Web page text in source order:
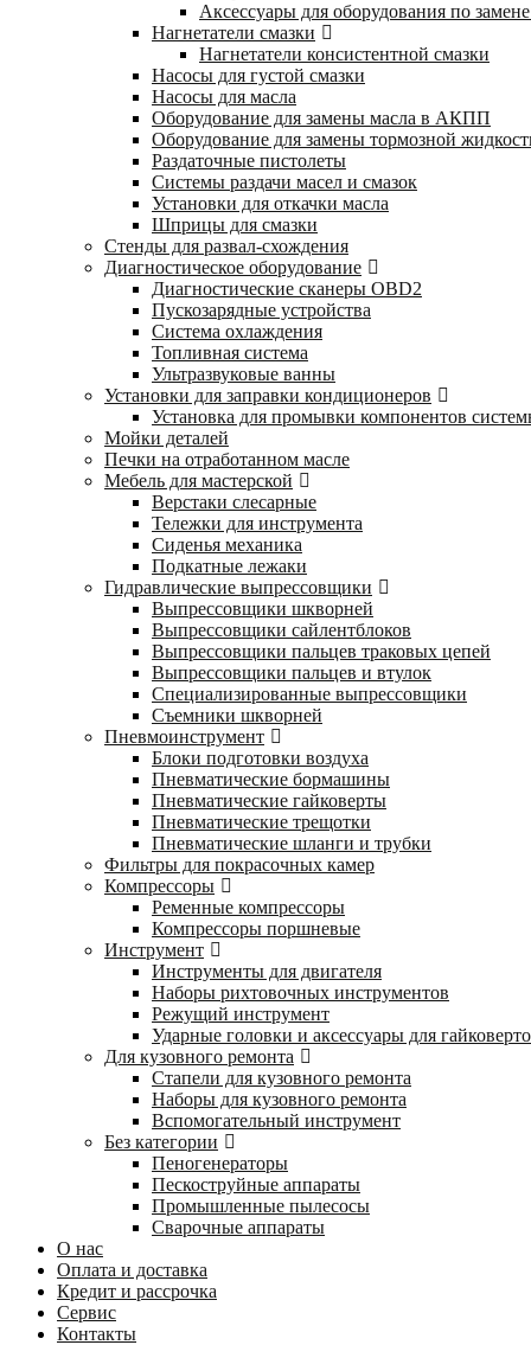
Аксессуары для оборудования по
Нагнетатели смазки
Нагнетатели консистентной смазки
Насосы для густой смазки
Насосы для масла
Оборудование для замены масла в АКПП
Оборудование для замены тормозной
Раздаточные пистолеты
Системы раздачи масел и смазок
Установки для откачки масла
Шприцы для смазки
Стенды для развал-схождения
Диагностическое оборудование
Диагностические сканеры OBD2
Пускозарядные устройства
Система охлаждения
Топливная система
Ультразвуковые ванны
Установки для заправки кондиционеров
Установка для промывки компонентов
Мойки деталей
Печки на отработанном масле
Мебель для мастерской
Верстаки слесарные
Тележки для инструмента
Сиденья механика
Подкатные лежаки
Гидравлические выпрессовщики
Выпрессовщики шкворней
Выпрессовщики сайлентблоков
Выпрессовщики пальцев траковых цепей
Выпрессовщики пальцев и втулок
Специализированные выпрессовщики
Cъемники шкворней
Пневмоинструмент
Блоки подготовки воздуха
Пневматические бормашины
Пневматические гайковерты
Пневматические трещотки
Пневматические шланги и трубки
Фильтры для покрасочных камер
Компрессоры
Ременные компрессоры
Компрессоры поршневые
Инструмент
Инструменты для двигателя
Наборы рихтовочных инструментов
Режущий инструмент
Ударные головки и аксессуары для
Для кузовного ремонта
Стапели для кузовного ремонта
Наборы для кузовного ремонта
Вспомогательный инструмент
Без категории
Пеногенераторы
Пескоструйные аппараты
Промышленные пылесосы
Сварочные аппараты
О нас
Оплата и доставка
Кредит и рассрочка
Сервис
Контакты